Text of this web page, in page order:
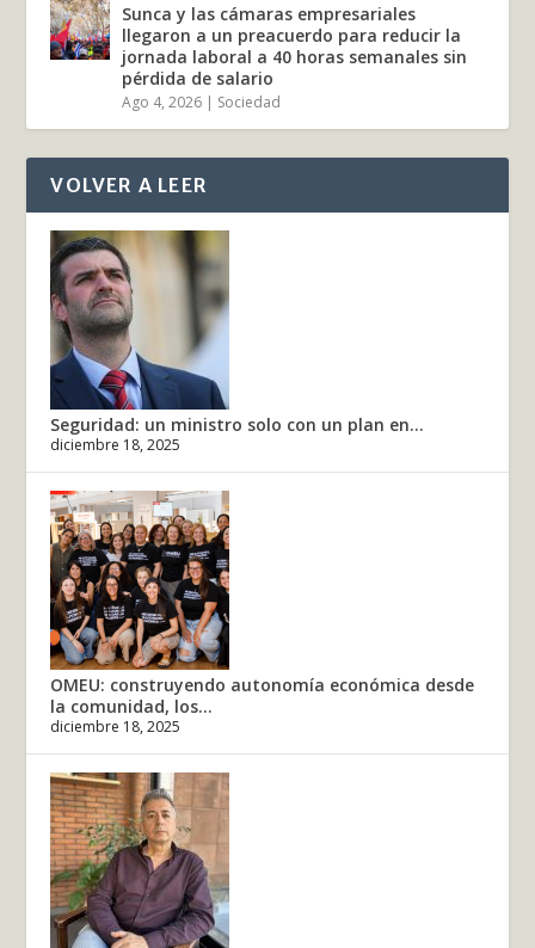
Sunca y las cámaras empresariales
llegaron a un preacuerdo para reducir la
jornada laboral a 40 horas semanales sin
pérdida de salario
Ago 4, 2026 | Sociedad
VOLVER A LEER
Seguridad: un ministro solo con un plan en...
diciembre 18, 2025
OMEU: construyendo autonomía económica desde
la comunidad, los...
diciembre 18, 2025